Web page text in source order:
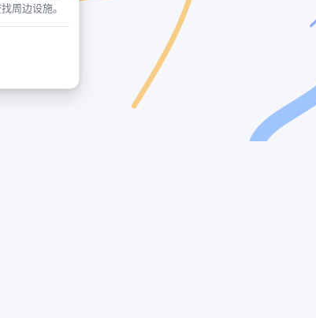
周边设施。